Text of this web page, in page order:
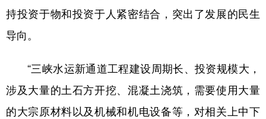
持投资于物和投资于人紧密结合，突出了发展的民生
导向。
“三峡水运新通道工程建设周期长、投资规模大，
涉及大量的土石方开挖、混凝土浇筑，需要使用大量
的大宗原材料以及机械和机电设备等，对相关上中下